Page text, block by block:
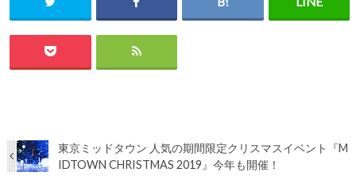
東京ミッドタウン 人気の期間限定クリスマスイベント『M
IDTOWN CHRISTMAS 2019』今年も開催！